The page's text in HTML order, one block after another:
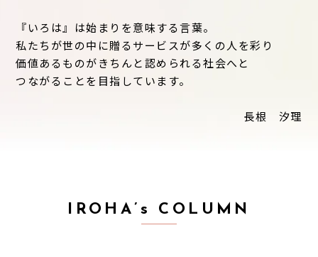
『いろは』は始まりを意味する言葉。
私たちが世の中に贈るサービスが多くの人を彩り
価値あるものがきちんと認められる社会へと
つながることを目指しています。
長根 汐理
IROHA’s COLUMN